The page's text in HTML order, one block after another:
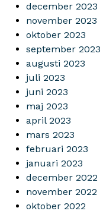
december 2023
november 2023
oktober 2023
september 2023
augusti 2023
juli 2023
juni 2023
maj 2023
april 2023
mars 2023
februari 2023
januari 2023
december 2022
november 2022
oktober 2022